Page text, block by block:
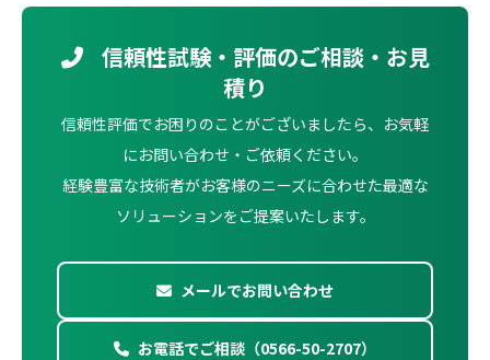
信頼性試験・評価のご相談・お見
積り
信頼性評価でお困りのことがございましたら、お気軽
にお問い合わせ・ご依頼ください。
経験豊富な技術者がお客様のニーズに合わせた最適な
ソリューションをご提案いたします。
メールでお問い合わせ
お電話でご相談（0566-50-2707）